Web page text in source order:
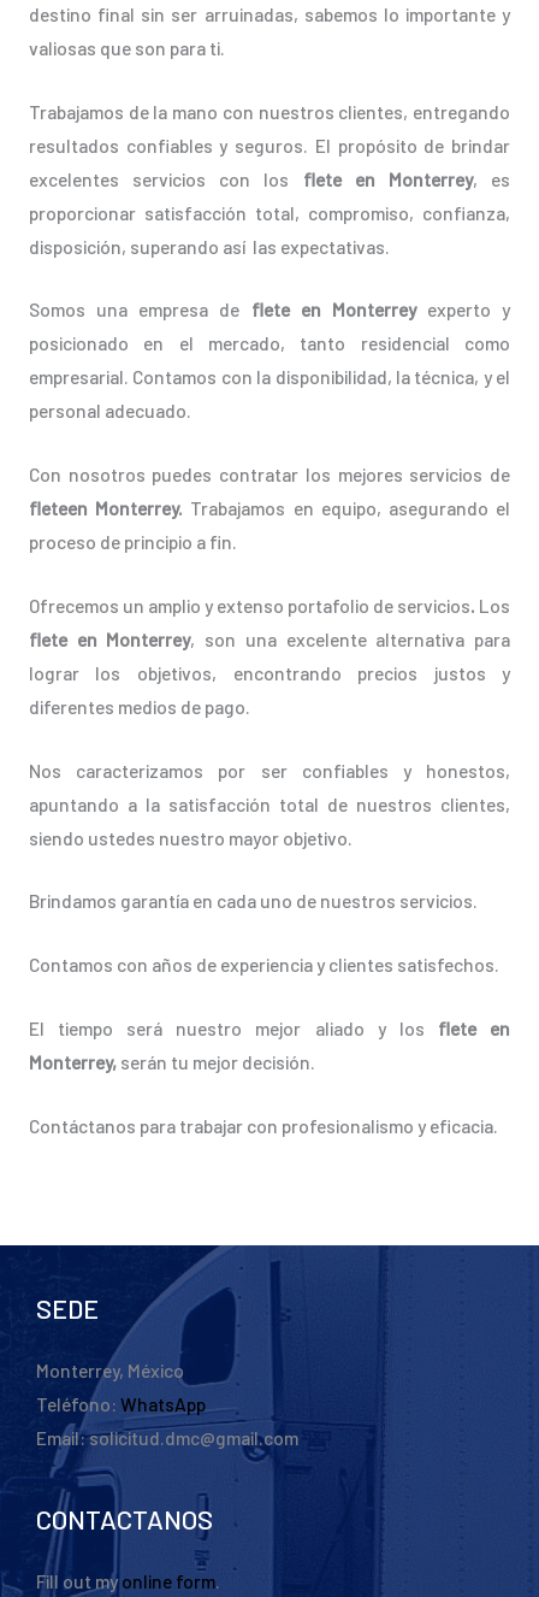
destino final sin ser arruinadas, sabemos lo importante y
valiosas que son para ti.
Trabajamos de la mano con nuestros clientes, entregando
resultados confiables y seguros. El propósito de brindar
excelentes servicios con los flete en Monterrey, es
proporcionar satisfacción total, compromiso, confianza,
disposición, superando así las expectativas.
Somos una empresa de flete en Monterreyexperto y
posicionado en el mercado, tanto residencial como
empresarial. Contamos con la disponibilidad, la técnica, y el
personal adecuado.
Con nosotros puedes contratar los mejores servicios de
fleteen Monterrey. Trabajamos en equipo, asegurando el
proceso de principio a fin.
Ofrecemos un amplio y extenso portafolio de servicios. Los
flete en Monterrey, son una excelente alternativa para
lograr los objetivos, encontrando precios justos y
diferentes medios de pago.
Nos caracterizamos por ser confiables y honestos,
apuntando a la satisfacción total de nuestros clientes,
siendo ustedes nuestro mayor objetivo.
Brindamos garantía en cada uno de nuestros servicios.
Contamos con años de experiencia y clientes satisfechos.
El tiempo será nuestro mejor aliado y los flete en
Monterrey, serán tu mejor decisión.
Contáctanos para trabajar con profesionalismo y eficacia.
SEDE
Monterrey, México
Teléfono: WhatsApp
Email: solicitud.dmc@gmail.com
CONTACTANOS
Fill out my online form.